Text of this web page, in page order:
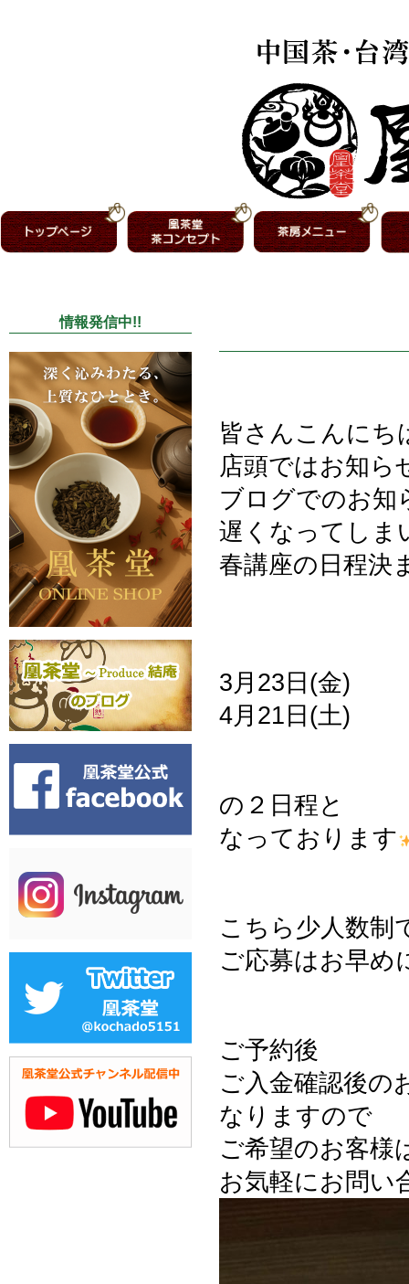
情報発信中!!
皆さんこんにち
店頭ではお知ら
ブログでのお知
遅くなってしま
春講座の日程決
3月23日(金)
4月21日(土)
の２日程と
なっております
こちら少人数制
ご応募はお早め
ご予約後
ご入金確認後の
なりますので
ご希望のお客様
お気軽にお問い